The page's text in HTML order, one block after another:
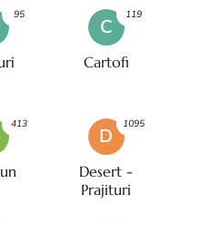
95
C
Cartofi
119
413
D
Desert -
Prajituri
1095